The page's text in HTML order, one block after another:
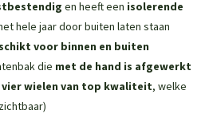
en heeft een isolerende
hele jaar door buiten laten staan
voor binnen en buiten
die met de hand is afgewerkt
vier wielen van top kwaliteit, welke